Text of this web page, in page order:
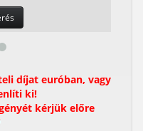
díjat euróban, vagy
ki!
kérjük előre